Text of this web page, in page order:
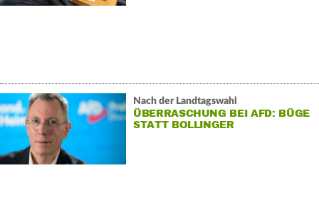
Nach der Landtagswahl
ÜBERRASCHUNG BEI AFD: BÜGE
STATT BOLLINGER